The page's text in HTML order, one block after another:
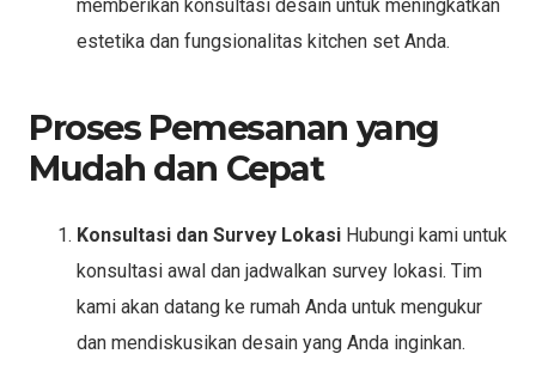
memberikan konsultasi desain untuk meningkatkan
estetika dan fungsionalitas kitchen set Anda.
Proses Pemesanan yang
Mudah dan Cepat
Konsultasi dan Survey Lokasi Hubungi kami untuk
konsultasi awal dan jadwalkan survey lokasi. Tim
kami akan datang ke rumah Anda untuk mengukur
dan mendiskusikan desain yang Anda inginkan.